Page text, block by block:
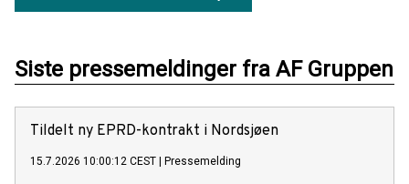
Siste pressemeldinger fra AF Gruppen
Tildelt ny EPRD-kontrakt i Nordsjøen
15.7.2026 10:00:12 CEST Pressemelding